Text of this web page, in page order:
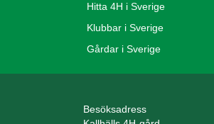
Hitta 4H i Sverige
Klubbar i Sverige
Gårdar i Sverige
Besöksadress